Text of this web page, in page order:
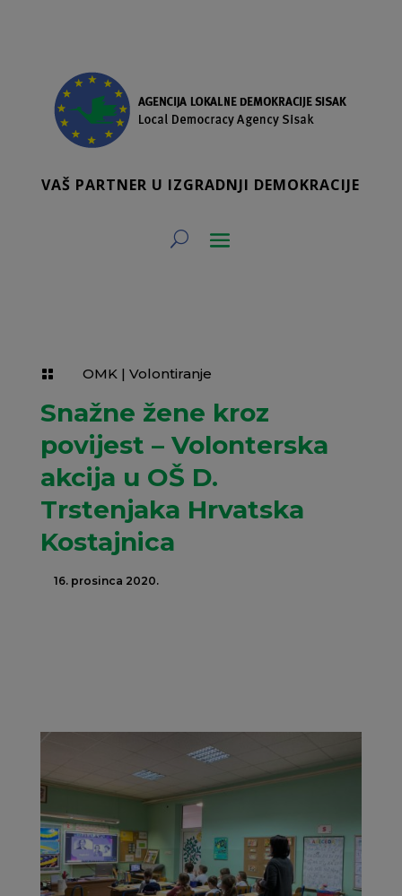
VAŠ PARTNER U IZGRADNJI DEMOKRACIJE
 OMK| Volontiranje
Snažne žene kroz
povijest – Volonterska
akcija u OŠ D.
Trstenjaka Hrvatska
Kostajnica
16. prosinca 2020.